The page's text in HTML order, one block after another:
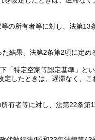
の所有者等に対し、法第13
結果、法第2条第2項に定
「特定空家等認定基準」と
したときは、遅滞なく、こ
有者等に対し、法第22条